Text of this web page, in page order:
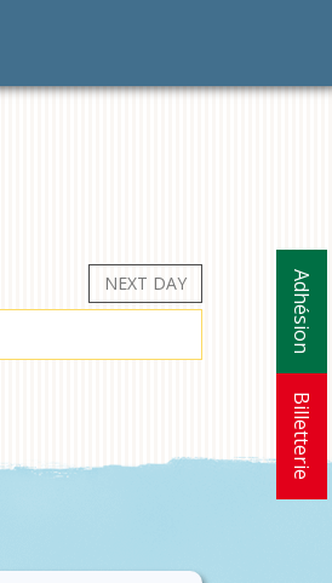
Adhésion
Billetterie
NEXT DAY